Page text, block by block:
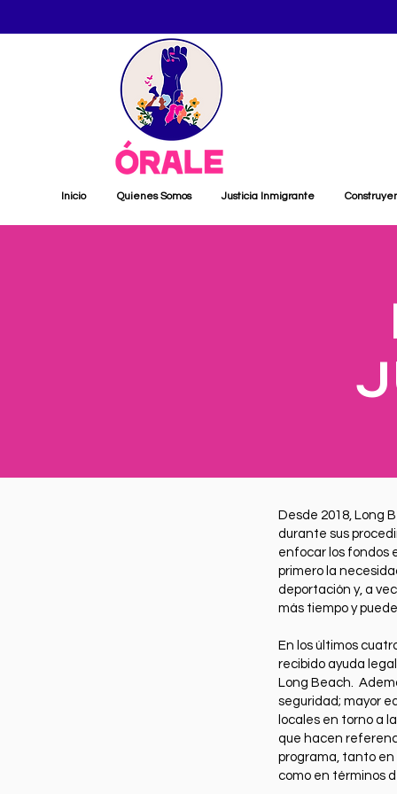
Inicio Quienes Somos Justicia Inmigrante
Desde 2018, Long
durante sus
enfocar los fondos
primero la
deportación y, a
más tiempo y
En los últimos
recibido ayuda
Long Beach.
seguridad; mayor
locales en torno a
que hacen
programa, tanto en
como en términos